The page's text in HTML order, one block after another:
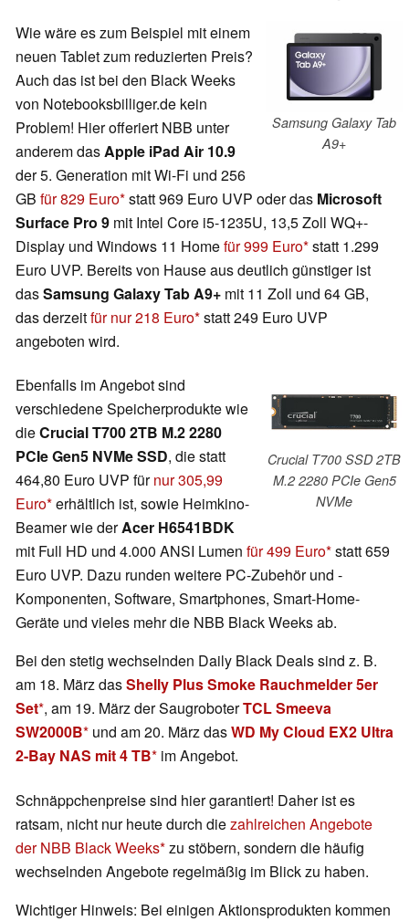
Samsung Galaxy Tab
A9+
Wie wäre es zum Beispiel mit einem
neuen Tablet zum reduzierten Preis?
Auch das ist bei den Black Weeks
von Notebooksbilliger.de kein
Problem! Hier offeriert NBB unter
anderem dasApple iPad Air 10.9
der 5. Generation mit Wi-Fi und 256
GB für 829 Euro statt 969 Euro UVP oder das Microsoft
Surface Pro 9 mit Intel Core i5-1235U, 13,5 Zoll WQ+-
Display und Windows 11 Homefür 999 Euro statt 1.299
Euro UVP. Bereits von Hause aus deutlich günstiger ist
dasSamsung Galaxy Tab A9+ mit 11 Zoll und 64 GB,
das derzeitfür nur 218 Euro statt 249 Euro UVP
angeboten wird.
Crucial T700 SSD 2TB
M.2 2280 PCIe Gen5
NVMe
Ebenfalls im Angebot sind
verschiedene Speicherprodukte wie
dieCrucial T700 2TB M.2 2280
PCIe Gen5 NVMe SSD, die statt
464,80 Euro UVP fürnur 305,99
Euro erhältlich ist, sowie Heimkino-
Beamer wie derAcer H6541BDK
mit Full HD und 4.000 ANSI Lumen für 499 Euro statt 659
Euro UVP. Dazu runden weitere PC-Zubehör und -
Komponenten, Software, Smartphones, Smart-Home-
Geräte und vieles mehr die NBB Black Weeks ab.
Bei den stetig wechselnden Daily Black Deals sind z. B.
am 18. März dasShelly Plus Smoke Rauchmelder 5er
Set , am 19. März der SaugroboterTCL Smeeva
SW2000B und am 20. März dasWD My Cloud EX2 Ultra
2-Bay NAS mit 4 TB im Angebot.
Schnäppchenpreise sind hier garantiert! Daher ist es
ratsam, nicht nur heute durch diezahlreichen Angebote
der NBB Black Weeks zu stöbern, sondern die häufig
wechselnden Angebote regelmäßig im Blick zu haben.
Wichtiger Hinweis: Bei einigen Aktionsprodukten kommen